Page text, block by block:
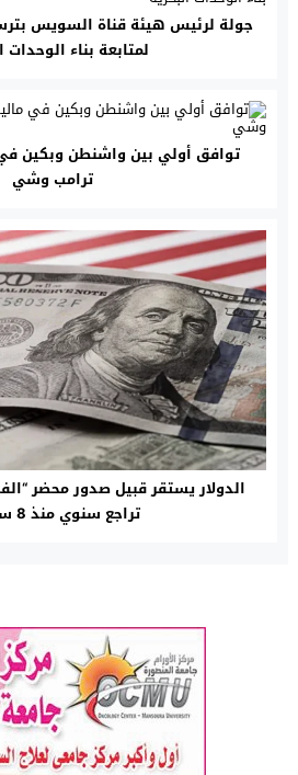
جولة لرئيس هيئة قناة السويس
لمتابعة بناء الوحدات
توافق أولي بين واشنطن وبكين في
ترامب وشي
الدولار يستقر قبيل صدور محضر
تراجع سنوي منذ 8 سنوات